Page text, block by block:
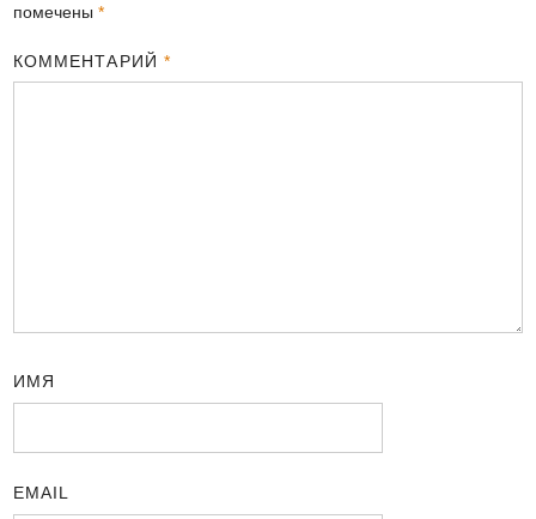
помечены*
КОММЕНТАРИЙ *
ИМЯ
EMAIL